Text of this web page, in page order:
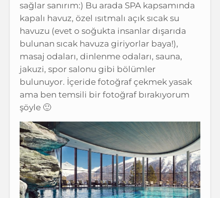
sağlar sanırım:) Bu arada SPA kapsamında
kapalı havuz, özel ısıtmalı açık sıcak su
havuzu (evet o soğukta insanlar dışarıda
bulunan sıcak havuza giriyorlar baya!),
masaj odaları, dinlenme odaları, sauna,
jakuzi, spor salonu gibi bölümler
bulunuyor. İçeride fotoğraf çekmek yasak
ama ben temsili bir fotoğraf bırakıyorum
şöyle 🙂